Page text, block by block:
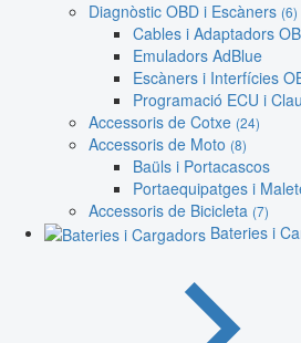
Diagnòstic OBD i Escàners (6)
Cables i Adaptadors
Emuladors AdBlue
Escàners i Interfícies
Programació ECU i
Accessoris de Cotxe (24)
Accessoris de Moto (8)
Baüls i Portacascos
Portaequipatges i
Accessoris de Bicicleta (7)
Bateries i